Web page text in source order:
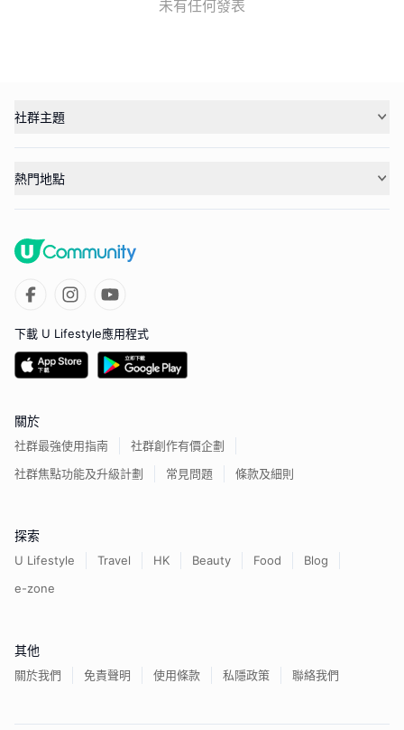
未有任何發表
社群主題
熱門地點
下載 U Lifestyle應用程式
關於
社群最強使用指南
社群創作有價企劃
社群焦點功能及升級計劃
常見問題 條款及細則
探索
U Lifestyle Travel HK Beauty Food
Blog
e-zone
其他
關於我們 免責聲明 使用條款 私隱政策 聯絡我們